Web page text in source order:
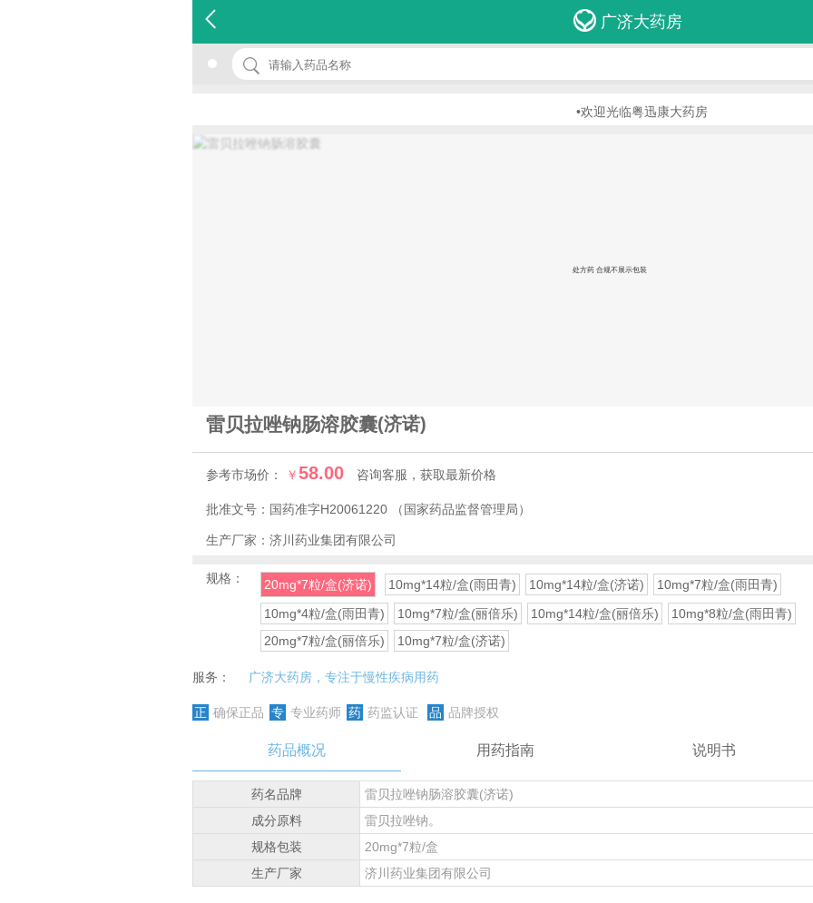
广济大药房
•欢迎光临粤迅康大药房
处方药 合规不展示包装
雷贝拉唑钠肠溶胶囊(济诺)
参考市场价： ￥58.00 咨询客服，获取最新价格
批准文号： 国药准字H20061220 （国家药品监督管理局）
生产厂家： 济川药业集团有限公司
规格： 20mg*7粒/盒(济诺) 10mg*14粒/盒(雨田青) 10mg*14粒/盒(济诺)
10mg*7粒/盒(雨田青)
10mg*4粒/盒(雨田青)
10mg*7粒/盒(丽倍乐) 10mg*14粒/盒(丽倍乐)
10mg*8粒/盒(雨田青)
20mg*7粒/盒(丽倍乐)
10mg*7粒/盒(济诺)
服务： 广济大药房，专注于慢性疾病用药
正 确保正品 专 专业药师 药 药监认证 品 品牌授权
药品概况 用药指南 说明书
药名品牌
雷贝拉唑钠肠溶胶囊(济诺)
成分原料
雷贝拉唑钠。
规格包装
20mg*7粒/盒
生产厂家
济川药业集团有限公司